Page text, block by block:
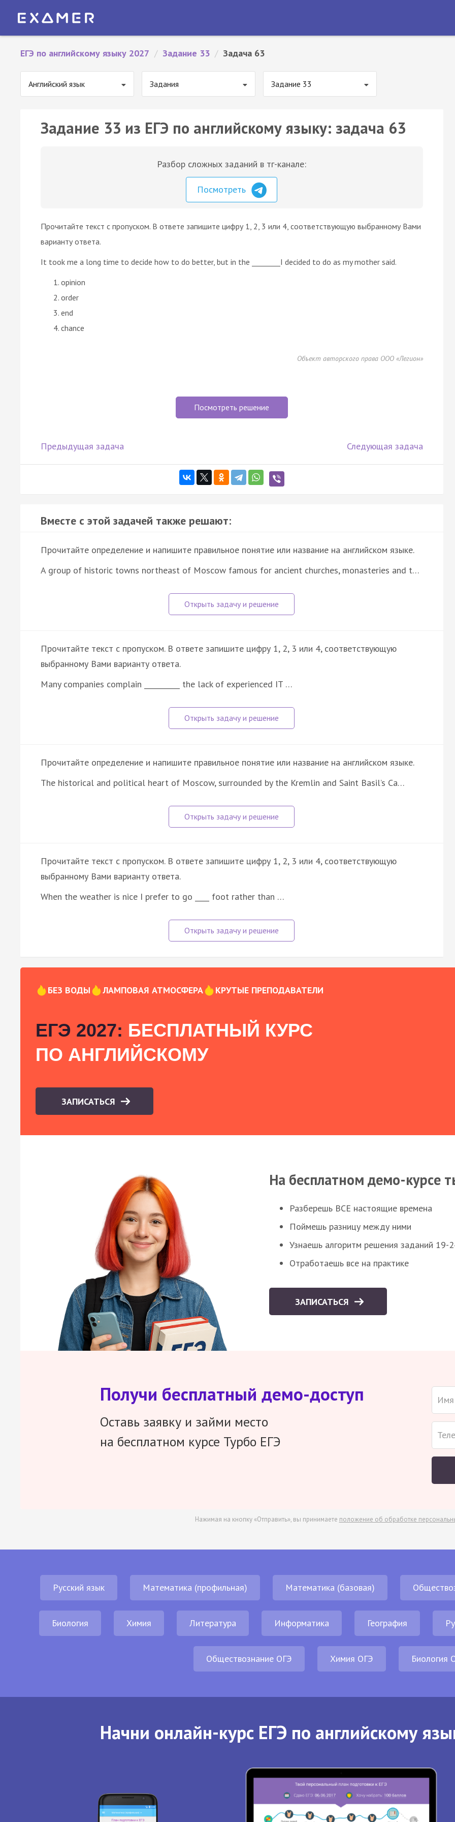
ЕГЭ по английскому языку 2027 / Задание 33 / Задача 63
Английский язык Задания Задание 33
Задание 33 из ЕГЭ по английскому языку: задача 63
Разбор сложных заданий в тг-канале:
Посмотреть
Прочитайте текст с пропуском. В ответе запишите цифру 1, 2, 3 или 4, соответствующую выбранному Вами
варианту ответа.
It took me a long time to decide how to do better, but in the ________I decided to do as my mother said.
opinion
order
end
chance
Объект авторского права ООО «Легион»
Посмотреть решение
Предыдущая задача Следующая задача
Вместе с этой задачей также решают:
Прочитайте определение и напишите правильное понятие или название на английском языке.
A group of historic towns northeast of Moscow famous for ancient churches, monasteries and t…
Прочитайте текст с пропуском. В ответе запишите цифру 1, 2, 3 или 4, соответствующую
выбранному Вами варианту ответа.
Many companies complain __________ the lack of experienced IT …
Прочитайте определение и напишите правильное понятие или название на английском языке.
The historical and political heart of Moscow, surrounded by the Kremlin and Saint Basil’s Ca…
Прочитайте текст с пропуском. В ответе запишите цифру 1, 2, 3 или 4, соответствующую
выбранному Вами варианту ответа.
When the weather is nice I prefer to go ____ foot rather than …
БЕЗ ВОДЫ ЛАМПОВАЯ АТМОСФЕРА КРУТЫЕ ПРЕПОДАВАТЕЛИ
ЕГЭ 2027: БЕСПЛАТНЫЙ КУРС
ПО АНГЛИЙСКОМУ
ЗАПИСАТЬСЯ
На бесплатном демо-курсе
Разберешь ВСЕ настоящие времена
Поймешь разницу между ними
Узнаешь алгоритм решения заданий 19-
Отработаешь все на практике
ЗАПИСАТЬСЯ
Получи бесплатный демо-доступ
Оставь заявку и займи место
на бесплатном курсе Турбо ЕГЭ
Нажимая на кнопку «Отправить», вы принимаете положение об обработке
Русский язык Математика (профильная) Математика (базовая)
Биология Химия Литература Информатика География
Обществознание ОГЭ Химия ОГЭ Биология
Начни онлайн-курс ЕГЭ по английскому